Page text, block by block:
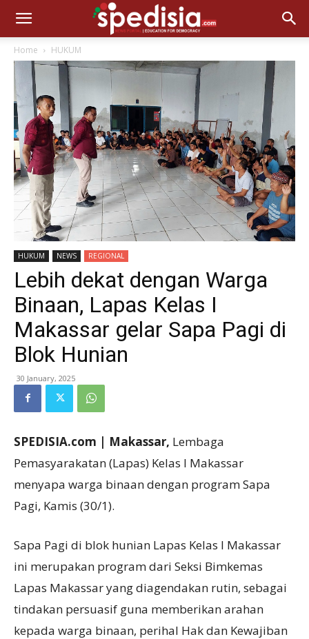
Home HUKUM
HUKUM NEWS REGIONAL
Lebih dekat dengan Warga
Binaan, Lapas Kelas I
Makassar gelar Sapa Pagi di
Blok Hunian
30 January, 2025
SPEDISIA.com | Makassar, Lembaga
Pemasyarakatan (Lapas) Kelas I Makassar
menyapa warga binaan dengan program Sapa
Pagi, Kamis (30/1).
Sapa Pagi di blok hunian Lapas Kelas I Makassar
ini merupakan program dari Seksi Bimkemas
Lapas Makassar yang diagendakan rutin, sebagai
tindakan persuasif guna memberikan arahan
kepada warga binaan, perihal Hak dan Kewajiban